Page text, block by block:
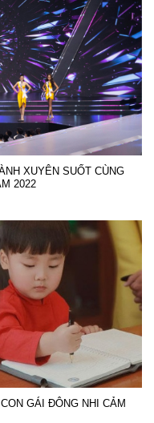
XUYÊN SUỐT CÙNG
2022
GÁI ĐÔNG NHI CẢM